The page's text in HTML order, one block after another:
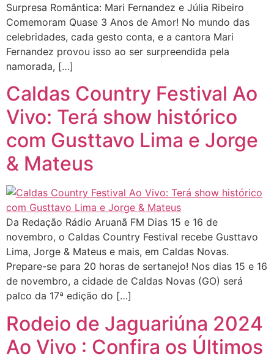
Surpresa Romântica: Mari Fernandez e Júlia Ribeiro
Comemoram Quase 3 Anos de Amor! No mundo das
celebridades, cada gesto conta, e a cantora Mari
Fernandez provou isso ao ser surpreendida pela
namorada, […]
Caldas Country Festival Ao
Vivo: Terá show histórico
com Gusttavo Lima e Jorge
& Mateus
Da Redação Rádio Aruanã FM Dias 15 e 16 de
novembro, o Caldas Country Festival recebe Gusttavo
Lima, Jorge & Mateus e mais, em Caldas Novas.
Prepare-se para 20 horas de sertanejo! Nos dias 15 e 16
de novembro, a cidade de Caldas Novas (GO) será
palco da 17ª edição do […]
Rodeio de Jaguariúna 2024
Ao Vivo : Confira os Últimos